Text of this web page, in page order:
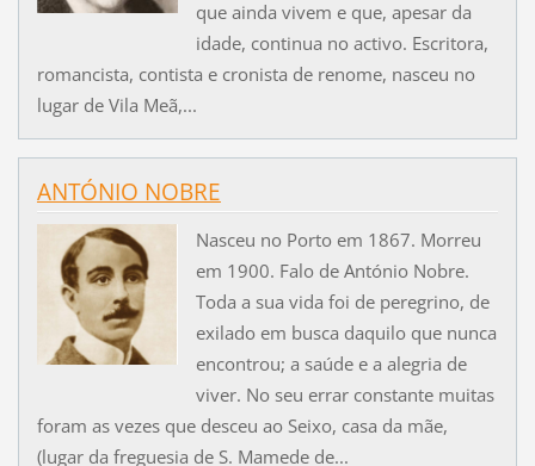
que ainda vivem e que, apesar da
idade, continua no activo. Escritora,
romancista, contista e cronista de renome, nasceu no
lugar de Vila Meã,...
ANTÓNIO NOBRE
Nasceu no Porto em 1867. Morreu
em 1900. Falo de António Nobre.
Toda a sua vida foi de peregrino, de
exilado em busca daquilo que nunca
encontrou; a saúde e a alegria de
viver. No seu errar constante muitas
foram as vezes que desceu ao Seixo, casa da mãe,
(lugar da freguesia de S. Mamede de...